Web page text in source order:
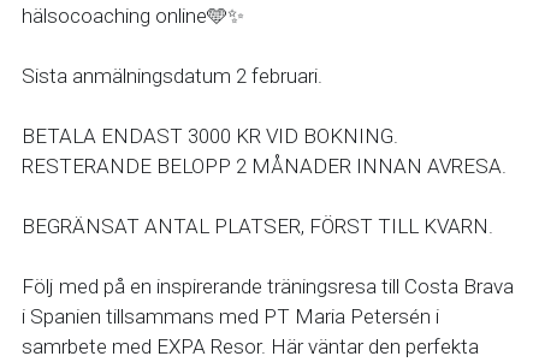
hälsocoaching online🩵✨️
Sista anmälningsdatum 2 februari.
BETALA ENDAST 3000 KR VID BOKNING.
RESTERANDE BELOPP 2 MÅNADER INNAN AVRESA.
BEGRÄNSAT ANTAL PLATSER, FÖRST TILL KVARN.
Följ med på en inspirerande träningsresa till Costa Brava
i Spanien tillsammans med PT Maria Petersén i
samrbete med EXPA Resor. Här väntar den perfekta